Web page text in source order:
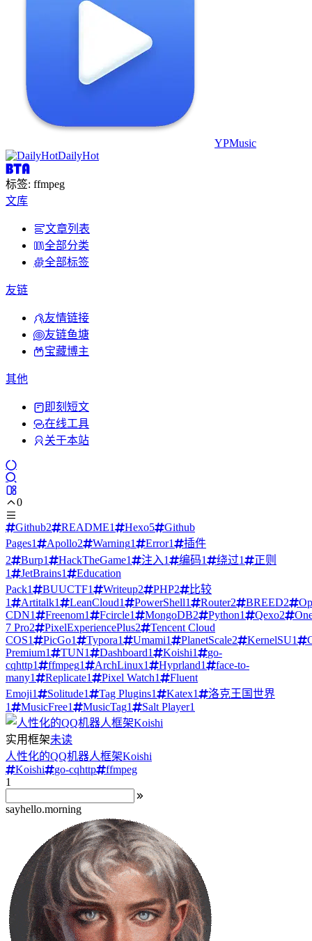
YPMusic
DailyHot
标签: ffmpeg
文库
文章列表
全部分类
全部标签
友链
友情链接
友链鱼塘
宝藏博主
其他
即刻短文
在线工具
关于本站
0
Github2 README1 Hexo5
Github
Pages1 Apollo2 Warning1 Error1
插件
2
Burp1 HackTheGame1 注入1 编码1 绕过1
正则
1
JetBrains1
Education
Pack1 BUUCTF1 Writeup2 PHP2
比较
1
Artitalk1 LeanCloud1 PowerShell1 Router2 BREED2
CDN1 Freenom1 Fcircle1 MongoDB2 Python1 Qexo2
7 Pro2 PixelExperiencePlus2
Tencent Cloud
COS1 PicGo1 Typora1 Umami1 PlanetScale2 KernelSU1
Premium1 TUN1 Dashboard1 Koishi1
go-
cqhttp1 ffmpeg1 ArchLinux1 Hyprland1
face-to-
many1 Replicate1 Pixel Watch1
Fluent
Emoji1 Solitude1 Tag Plugins1 Katex1
洛克王国世界
1
MusicFree1 MusicTag1 Salt Player1
实用框架未读
人性化的QQ机器人框架Koishi
Koishi
go-cqhttp
ffmpeg
1
sayhello.morning